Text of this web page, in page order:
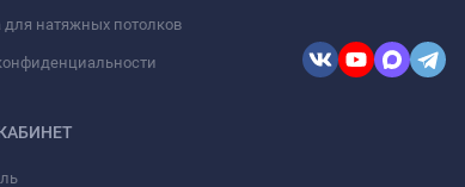
натяжных потолков